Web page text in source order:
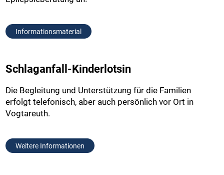
Informationsmaterial
Schlaganfall-Kinderlotsin
Die Begleitung und Unterstützung für die Familien
erfolgt telefonisch, aber auch persönlich vor Ort in
Vogtareuth.
Weitere Informationen